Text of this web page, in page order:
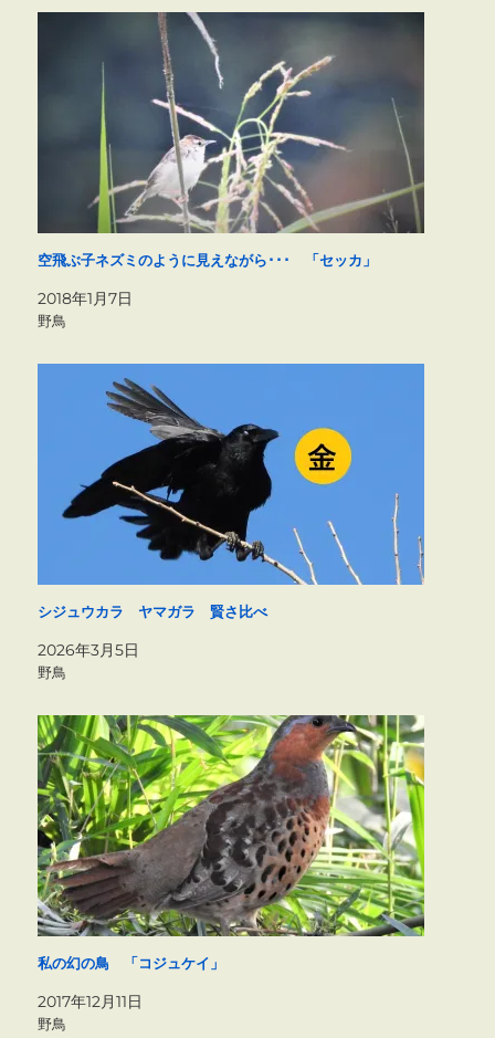
空飛ぶ子ネズミのように見えながら･･･ 「セッカ」
2018年1月7日
野鳥
シジュウカラ ヤマガラ 賢さ比べ
2026年3月5日
野鳥
私の幻の鳥 「コジュケイ」
2017年12月11日
野鳥